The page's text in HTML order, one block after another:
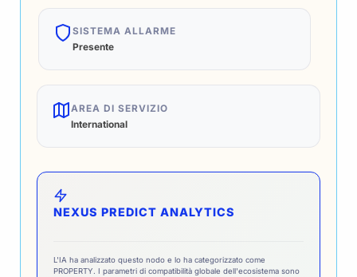
SISTEMA ALLARME
Presente
AREA DI SERVIZIO
International
NEXUS PREDICT ANALYTICS
L'IA ha analizzato questo nodo e lo ha categorizzato come
PROPERTY. I parametri di compatibilità globale dell'ecosistema sono